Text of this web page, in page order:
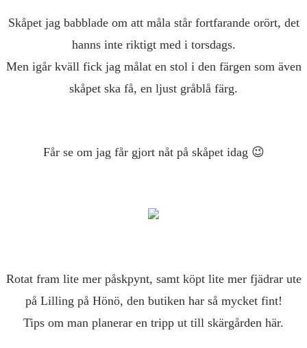
Skåpet jag babblade om att måla står fortfarande orört, det
hanns inte riktigt med i torsdags.
Men igår kväll fick jag målat en stol i den färgen som även
skåpet ska få, en ljust gråblå färg.
Får se om jag får gjort nåt på skåpet idag 😉
Rotat fram lite mer påskpynt, samt köpt lite mer fjädrar ute
på Lilling på Hönö, den butiken har så mycket fint!
Tips om man planerar en tripp ut till skärgården här.